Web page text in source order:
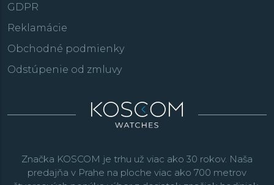
GDPR
Reklamácie
Obchodné podmienky
Odstúpenie od zmluvy
Značka KOSCOM je trhu už viac ako 30 rokov. Naša
predajňa v Prahe na ploche viac ako 700 metrov